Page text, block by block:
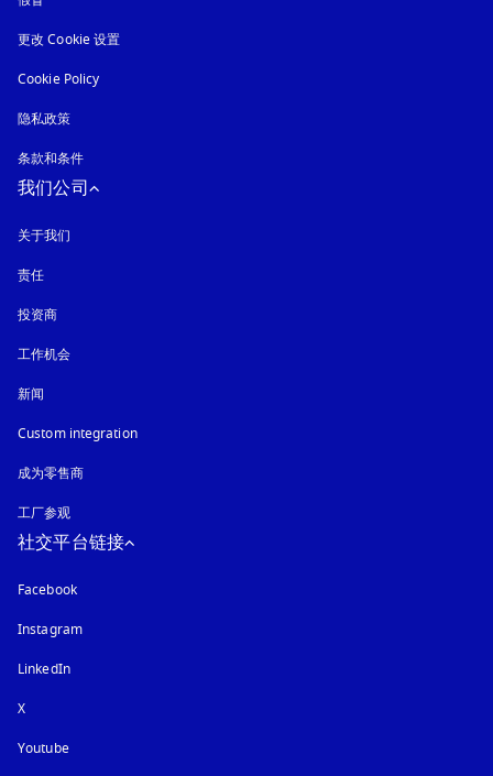
更改 Cookie 设置
Cookie Policy
隐私政策
条款和条件
我们公司
关于我们
责任
投资商
工作机会
新闻
Custom integration
成为零售商
工厂参观
社交平台链接
Facebook
Instagram在新选项卡中打开
LinkedIn
X
Youtube在新选项卡中打开